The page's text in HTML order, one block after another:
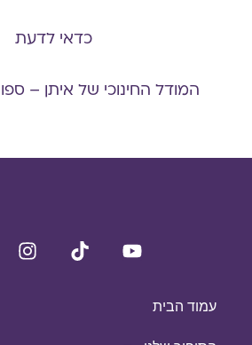
כדאי לדעת
המודל החינוכי של איתן –
עמוד הבית